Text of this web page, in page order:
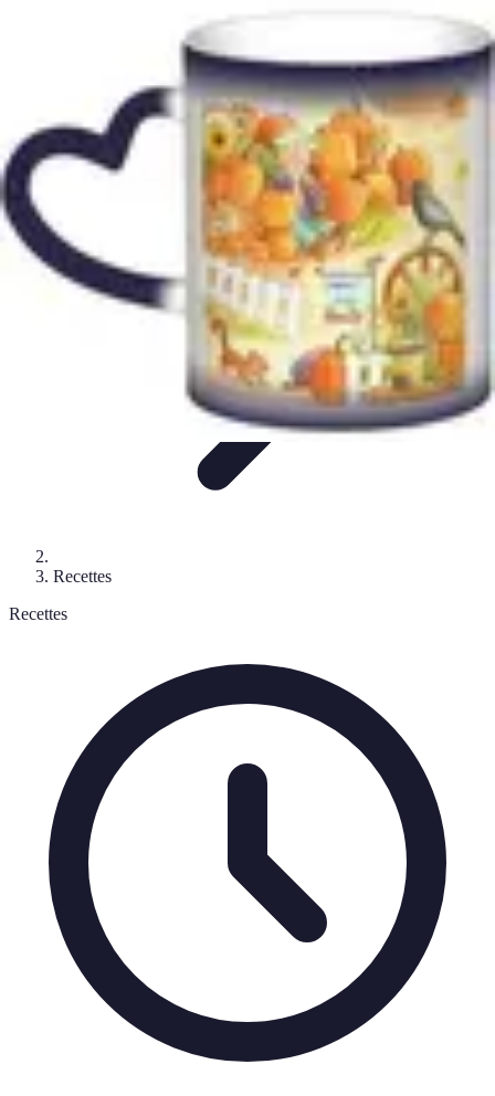
Cuisine et Santé
DIY & Décoration
Citrouilles et Fantômes
Recettes
Recettes